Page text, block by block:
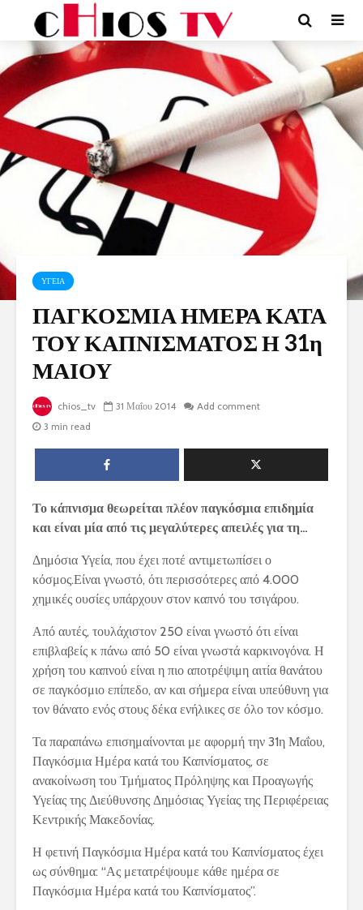
ΥΓΕΙΑ
ΠΑΓΚΟΣΜΙΑ ΗΜΕΡΑ ΚΑΤΑ
ΤΟΥ ΚΑΠΝΙΣΜΑΤΟΣ Η 31η
ΜΑΙΟΥ
chios_tv 31 Μαΐου 2014
Add comment
3 min read
Το κάπνισμα θεωρείται πλέον παγκόσμια επιδημία
και είναι μία από τις μεγαλύτερες απειλές για τη…
Δημόσια Υγεία, που έχει ποτέ αντιμετωπίσει ο
κόσμος.Είναι γνωστό, ότι περισσότερες από 4.000
χημικές ουσίες υπάρχουν στον καπνό του τσιγάρου.
Από αυτές, τουλάχιστον 250 είναι γνωστό ότι είναι
επιβλαβείς κ πάνω από 50 είναι γνωστά καρκινογόνα. Η
χρήση του καπνού είναι η πιο αποτρέψιμη αιτία θανάτου
σε παγκόσμιο επίπεδο, αν και σήμερα είναι υπεύθυνη για
τον θάνατο ενός στους δέκα ενήλικες σε όλο τον κόσμο.
Τα παραπάνω επισημαίνονται με αφορμή την 31η Μαΐου,
Παγκόσμια Ημέρα κατά του Καπνίσματος, σε
ανακοίνωση του Τμήματος Πρόληψης και Προαγωγής
Υγείας της Διεύθυνσης Δημόσιας Υγείας της Περιφέρειας
Κεντρικής Μακεδονίας.
Η φετινή Παγκόσμια Ημέρα κατά του Καπνίσματος έχει
ως σύνθημα: “Ας μετατρέψουμε κάθε ημέρα σε
Παγκόσμια Ημέρα κατά του Καπνίσματος”.